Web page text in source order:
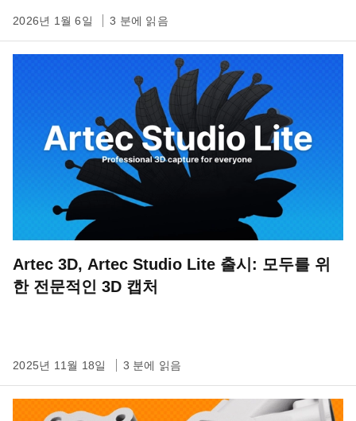
2026년 1월 6일 3 분에 읽음
Artec 3D, Artec Studio Lite 출시: 모두를 위
한 전문적인 3D 캡처
2025년 11월 18일 3 분에 읽음